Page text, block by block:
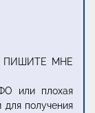
ПИШИТЕ МНЕ
или плохая
для получения